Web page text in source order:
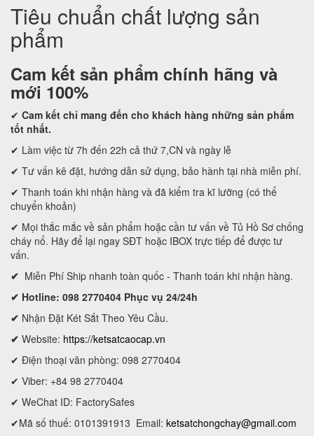
Tiêu chuẩn chất lượng sản
phẩm
Cam kết sản phẩm chính hãng và
mới 100%
✔ Cam kết chỉ mang đến cho khách hàng những sản phẩm
tốt nhất.
✔ Làm việc từ 7h đến 22h cả thứ 7,CN và ngày lễ
✔ Tư vấn kê đặt, hướng dẫn sử dụng, bảo hành tại nhà miễn phí.
✔ Thanh toán khi nhận hàng và đã kiểm tra kĩ lưỡng (có thể
chuyển khoản)
✔ Mọi thắc mắc về sản phẩm hoặc cần tư vấn về Tủ Hồ Sơ chống
cháy nổ. Hãy để lại ngay SĐT hoặc IBOX trực tiếp để được tư
vấn.
✔ Miễn Phí Ship nhanh toàn quốc - Thanh toán khi nhận hàng.
✔ Hotline: 098 2770404 Phục vụ 24/24h
✔ Nhận Đặt Két Sắt Theo Yêu Cầu.
✔ Website: https://ketsatcaocap.vn
✔ Điện thoại văn phòng: 098 2770404
✔ Viber: +84 98 2770404
✔ WeChat ID: FactorySafes
✔Mã số thuế: 0101391913 Email: ketsatchongchay@gmail.com